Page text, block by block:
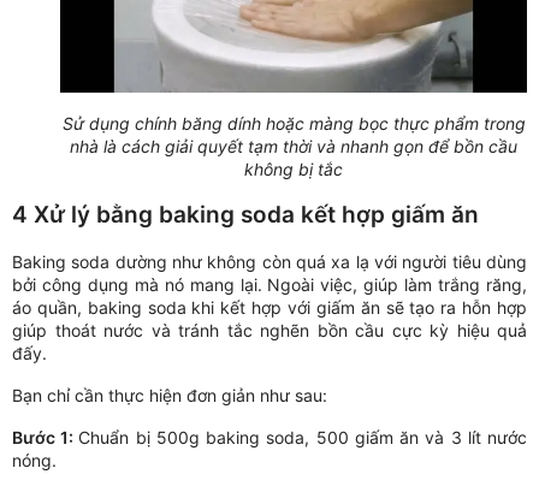
Sử dụng chính băng dính hoặc màng bọc thực phẩm trong
nhà là cách giải quyết tạm thời và nhanh gọn để bồn cầu
không bị tắc
4 Xử lý bằng baking soda kết hợp giấm ăn
Baking soda dường như không còn quá xa lạ với người tiêu dùng
bởi công dụng mà nó mang lại. Ngoài việc, giúp làm trắng răng,
áo quần, baking soda khi kết hợp với giấm ăn sẽ tạo ra hỗn hợp
giúp thoát nước và tránh tắc nghẽn bồn cầu cực kỳ hiệu quả
đấy.
Bạn chỉ cần thực hiện đơn giản như sau:
Bước 1:Chuẩn bị 500g baking soda, 500 giấm ăn và 3 lít nước
nóng.